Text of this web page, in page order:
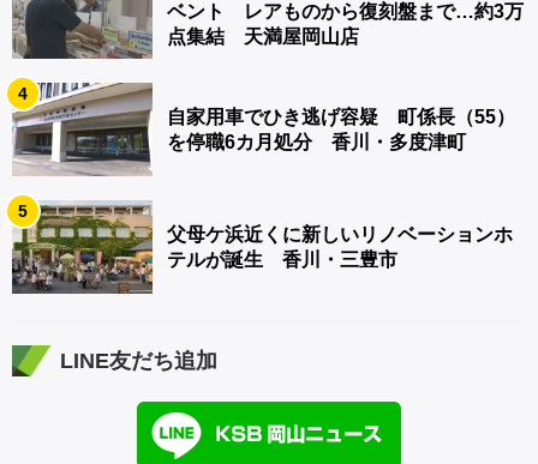
ベント レアものから復刻盤まで…約3万
点集結 天満屋岡山店
4
自家用車でひき逃げ容疑 町係長（55）
を停職6カ月処分 香川・多度津町
5
父母ケ浜近くに新しいリノベーションホ
テルが誕生 香川・三豊市
LINE友だち追加